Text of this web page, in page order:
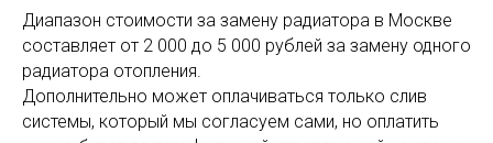
Диапазон стоимости за замену радиатора в Москве
составляет от 2 000 до 5 000 рублей за замену одного
радиатора отопления.
Дополнительно может оплачиваться только слив
системы, который мы согласуем сами, но оплатить